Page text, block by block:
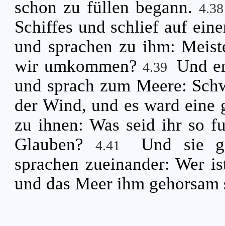
schon zu füllen begann.
Schiffes und schlief auf
und sprachen zu ihm:
wir umkommen?4.39
Und
und sprach zum Meere:
der Wind, und es ward
zu ihnen: Was seid ihr so
Glauben?
4.41
Und sie
sprachen zueinander: Wer
und das Meer ihm gehorsam